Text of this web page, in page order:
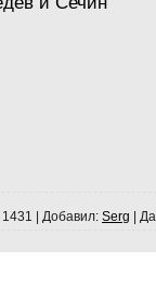
1431 | Добавил: Serg |